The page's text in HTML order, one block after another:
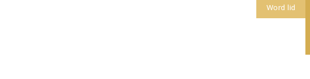
Word lid